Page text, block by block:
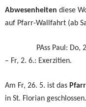
Abwesenheiten diese
auf Pfarr-Wallfahrt (ab
PAss Paul: Do, 25.
– Fr, 2. 6.: Exerzitien.
Am Fr, 26. 5. ist das
in St. Florian geschlossen.